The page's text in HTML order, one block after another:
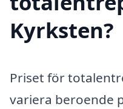
Kyrksten?
Priset för
variera beroende